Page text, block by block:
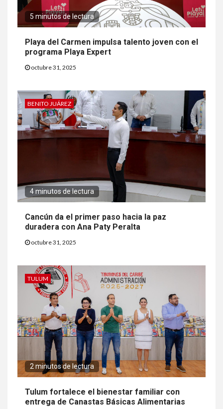
5 minutos de lectura
Playa del Carmen impulsa talento joven con el
programa Playa Expert
octubre 31, 2025
BENITO JUÁREZ
4 minutos de lectura
Cancún da el primer paso hacia la paz
duradera con Ana Paty Peralta
octubre 31, 2025
TULUM
2 minutos de lectura
Tulum fortalece el bienestar familiar con
entrega de Canastas Básicas Alimentarias